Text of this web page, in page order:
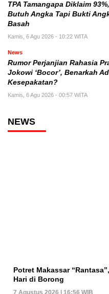
TPA Tamangapa Diklaim
Butuh Angka Tapi Bukti
Basah
Kamis, 6 Agu 2026 - 10:22 WITA
News
Rumor Perjanjian Rahasia
Jokowi ‘Bocor’, Benarkah
Kesepakatan?
Kamis, 6 Agu 2026 - 00:57 WITA
NEWS
Potret Makassar
Hari di Borong